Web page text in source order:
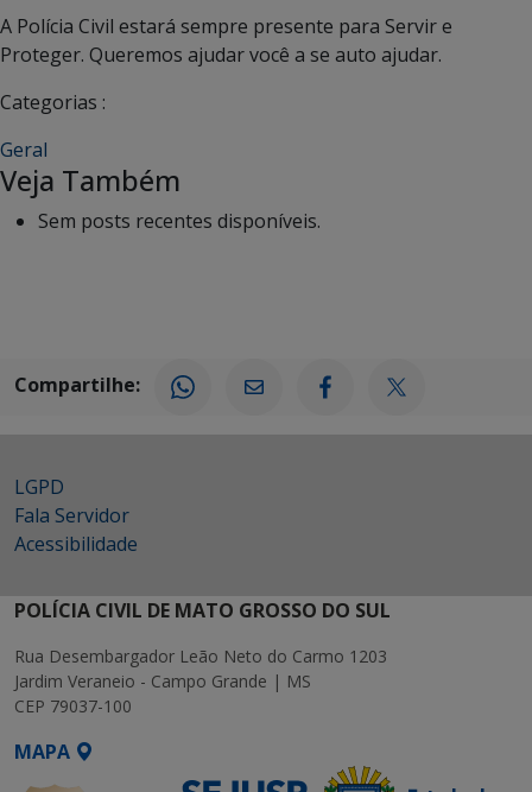
A Polícia Civil estará sempre presente para Servir e
Proteger. Queremos ajudar você a se auto ajudar.
Categorias :
Geral
Veja Também
Sem posts recentes disponíveis.
Compartilhe:
LGPD
Fala Servidor
Acessibilidade
POLÍCIA CIVIL DE MATO GROSSO DO SUL
Rua Desembargador Leão Neto do Carmo 1203
Jardim Veraneio - Campo Grande | MS
CEP 79037-100
MAPA